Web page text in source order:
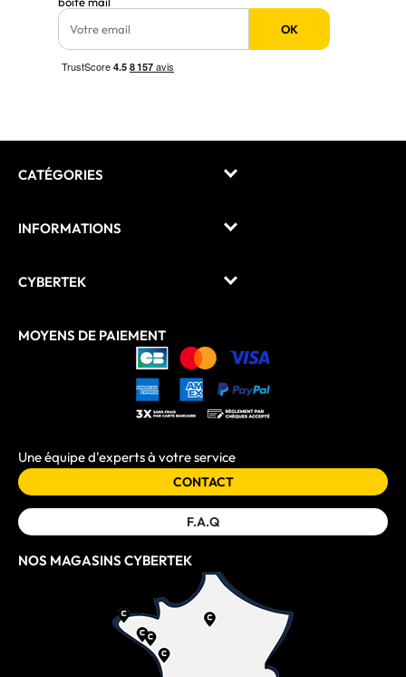
OK
CATÉGORIES
INFORMATIONS
CYBERTEK
MOYENS DE PAIEMENT
Une équipe d'experts à votre service
CONTACT
F.A.Q
NOS MAGASINS CYBERTEK